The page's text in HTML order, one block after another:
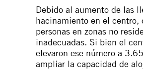
Debido al aumento de las
hacinamiento en el
personas en zonas no
inadecuadas. Si bien el
elevaron ese número a
ampliar la capacidad de